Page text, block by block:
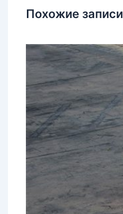
Похожие записи